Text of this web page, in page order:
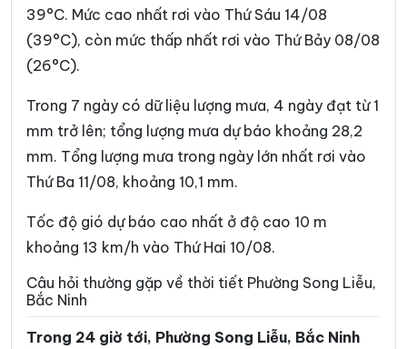
Xã An Lạc Xã Bắc Lũng
Xã Bảo Đài
Xã Cẩm Lý Xã Cao Đức
Xã Chi Lăng Xã Đại Đồng
Xã Đại Lai
Xã Đèo Gia Xã Đông Cứu
Xã Đồng Việt
Xã Gia Bình Xã Hiệp Hòa
39°C. Mức cao nhất rơi vào Thứ Sáu 14/08
(39°C), còn mức thấp nhất rơi vào Thứ Bảy 08/08
(26°C).
Trong 7 ngày có dữ liệu lượng mưa, 4 ngày đạt từ 1
mm trở lên; tổng lượng mưa dự báo khoảng 28,2
mm. Tổng lượng mưa trong ngày lớn nhất rơi vào
Thứ Ba 11/08, khoảng 10,1 mm.
Tốc độ gió dự báo cao nhất ở độ cao 10 m
khoảng 13 km/h vào Thứ Hai 10/08.
Câu hỏi thường gặp về thời tiết Phường Song Liễu,
Bắc Ninh
Trong 24 giờ tới, Phường Song Liễu, Bắc Ninh